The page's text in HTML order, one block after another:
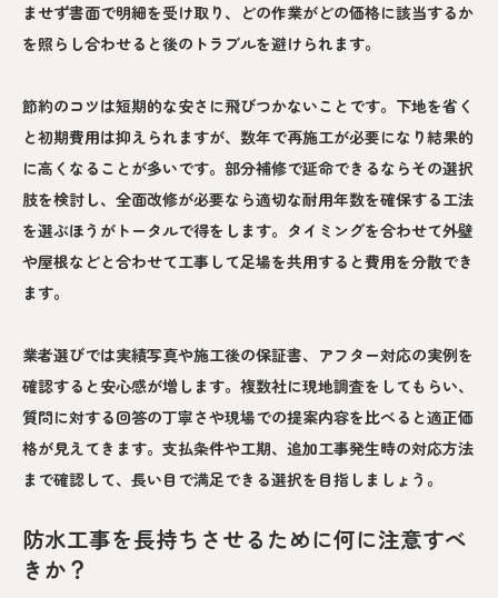
ませず書面で明細を受け取り、どの作業がどの価格に該当するか
を照らし合わせると後のトラブルを避けられます。
節約のコツは短期的な安さに飛びつかないことです。下地を省く
と初期費用は抑えられますが、数年で再施工が必要になり結果的
に高くなることが多いです。部分補修で延命できるならその選択
肢を検討し、全面改修が必要なら適切な耐用年数を確保する工法
を選ぶほうがトータルで得をします。タイミングを合わせて外壁
や屋根などと合わせて工事して足場を共用すると費用を分散でき
ます。
業者選びでは実績写真や施工後の保証書、アフター対応の実例を
確認すると安心感が増します。複数社に現地調査をしてもらい、
質問に対する回答の丁寧さや現場での提案内容を比べると適正価
格が見えてきます。支払条件や工期、追加工事発生時の対応方法
まで確認して、長い目で満足できる選択を目指しましょう。
防水工事を長持ちさせるために何に注意すべ
きか？